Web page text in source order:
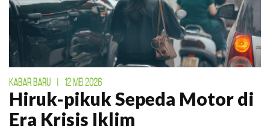
KABAR BARU | 12 MEI 2026
Hiruk-pikuk Sepeda Motor di
Era Krisis Iklim